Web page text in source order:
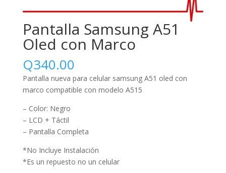
Pantalla Samsung A51
Oled con Marco
Q340.00
Pantalla nueva para celular samsung A51 oled con
marco compatible con modelo A515
– Color: Negro
– LCD + Táctil
– Pantalla Completa
*No Incluye Instalación
*Es un repuesto no un celular